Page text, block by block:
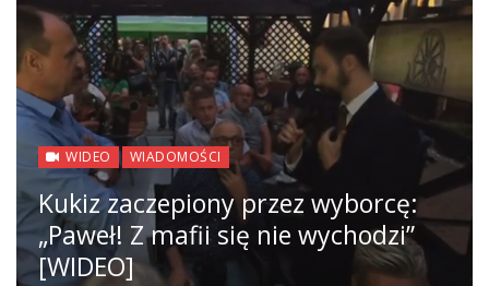
WIDEO WIADOMOŚCI
Kukiz zaczepiony przez wyborcę:
„Paweł! Z mafii się nie wychodzi”
[WIDEO]